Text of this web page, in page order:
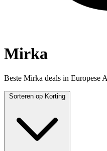
Mirka
Beste Mirka deals in Europese
Sorteren op Korting